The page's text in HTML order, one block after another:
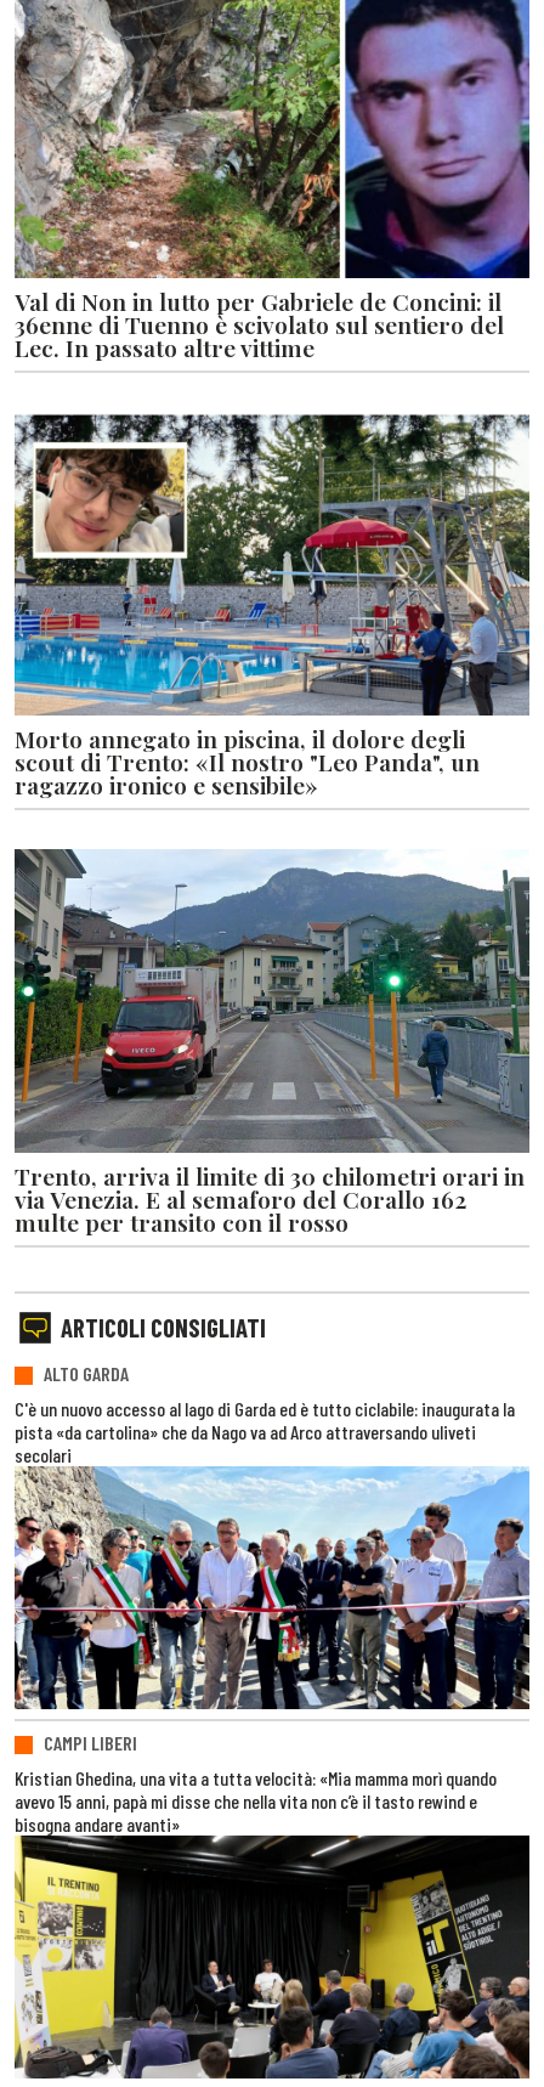
Val di Non in lutto per Gabriele de Concini: il
36enne di Tuenno è scivolato sul sentiero del
Lec. In passato altre vittime
Morto annegato in piscina, il dolore degli
scout di Trento: «Il nostro "Leo Panda", un
ragazzo ironico e sensibile»
Trento, arriva il limite di 30 chilometri orari in
via Venezia. E al semaforo del Corallo 162
multe per transito con il rosso
ARTICOLI CONSIGLIATI
ALTO GARDA
C'è un nuovo accesso al lago di Garda ed è tutto ciclabile: inaugurata la
pista «da cartolina» che da Nago va ad Arco attraversando uliveti
secolari
CAMPI LIBERI
Kristian Ghedina, una vita a tutta velocità: «Mia mamma morì quando
avevo 15 anni, papà mi disse che nella vita non c’è il tasto rewind e
bisogna andare avanti»